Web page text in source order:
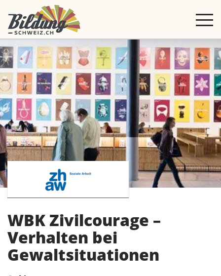
WBK Zivilcourage –
Verhalten bei
Gewaltsituationen